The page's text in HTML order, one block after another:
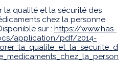
la qualité et la sécurité des
chez la personne
sur : https://www.has-
application/pdf/2014-